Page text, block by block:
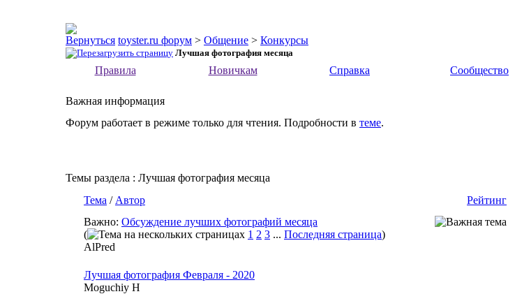
toyster.ru форум > Общение > Конкурсы
Лучшая фотография месяца
Правила
Новичкам Справка Сообщество
Важная информация
Форум работает в режиме только для чтения. Подробности в теме.
Темы раздела : Лучшая фотография месяца
Рейтинг
Тема / Автор
Важно: Обсуждение лучших фотографий месяца
(
1 2 3 ... Последняя страница)
AlPred
Лучшая фотография Февраля - 2020
Moguchiy H